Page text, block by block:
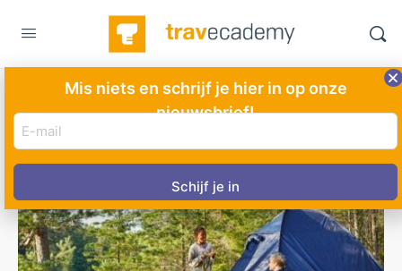
Mis niets en schrijf je hier in op onze
nieuwsbrief!
E-
mail
adres